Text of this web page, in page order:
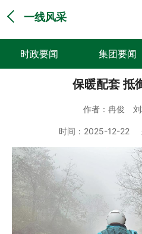
一线风采
时政要闻 集团要闻
党建动态
企业文化
保暖配套 抵
作者： 冉俊
时间： 2025-12-22